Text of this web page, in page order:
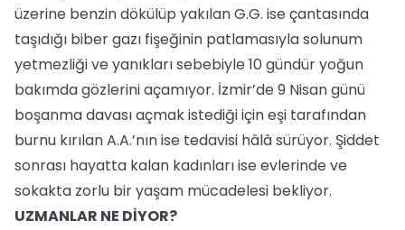
üzerine benzin dökülüp yakılan G.G. ise çantasında
taşıdığı biber gazı fişeğinin patlamasıyla solunum
yetmezliği ve yanıkları sebebiyle 10 gündür yoğun
bakımda gözlerini açamıyor. İzmir’de 9 Nisan günü
boşanma davası açmak istediği için eşi tarafından
burnu kırılan A.A.’nın ise tedavisi hâlâ sürüyor. Şiddet
sonrası hayatta kalan kadınları ise evlerinde ve
sokakta zorlu bir yaşam mücadelesi bekliyor.
UZMANLAR NE DİYOR?